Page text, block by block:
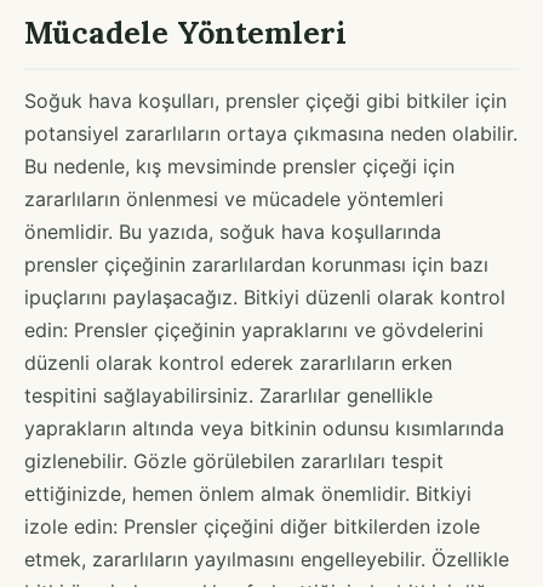
Mücadele Yöntemleri
Soğuk hava koşulları, prensler çiçeği gibi bitkiler için
potansiyel zararlıların ortaya çıkmasına neden olabilir.
Bu nedenle, kış mevsiminde prensler çiçeği için
zararlıların önlenmesi ve mücadele yöntemleri
önemlidir. Bu yazıda, soğuk hava koşullarında
prensler çiçeğinin zararlılardan korunması için bazı
ipuçlarını paylaşacağız. Bitkiyi düzenli olarak kontrol
edin: Prensler çiçeğinin yapraklarını ve gövdelerini
düzenli olarak kontrol ederek zararlıların erken
tespitini sağlayabilirsiniz. Zararlılar genellikle
yaprakların altında veya bitkinin odunsu kısımlarında
gizlenebilir. Gözle görülebilen zararlıları tespit
ettiğinizde, hemen önlem almak önemlidir. Bitkiyi
izole edin: Prensler çiçeğini diğer bitkilerden izole
etmek, zararlıların yayılmasını engelleyebilir. Özellikle